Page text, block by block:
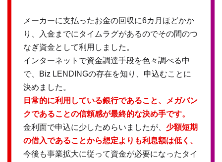
メーカーに支払ったお金の回収に6カ月ほどかか
り、入金までにタイムラグがあるのでその間のつ
なぎ資金として利用しました。
インターネットで資金調達手段を色々調べる中
で、Biz LENDINGの存在を知り、申込むことに
決めました。
日常的に利用している銀行であること、メガバン
クであることの信頼感が最終的な決め手です。
金利面で申込に少しためらいましたが、 少額短期
の借入であることから想定よりも利息額は低く、
今後も事業拡大に従って資金が必要になったタイ